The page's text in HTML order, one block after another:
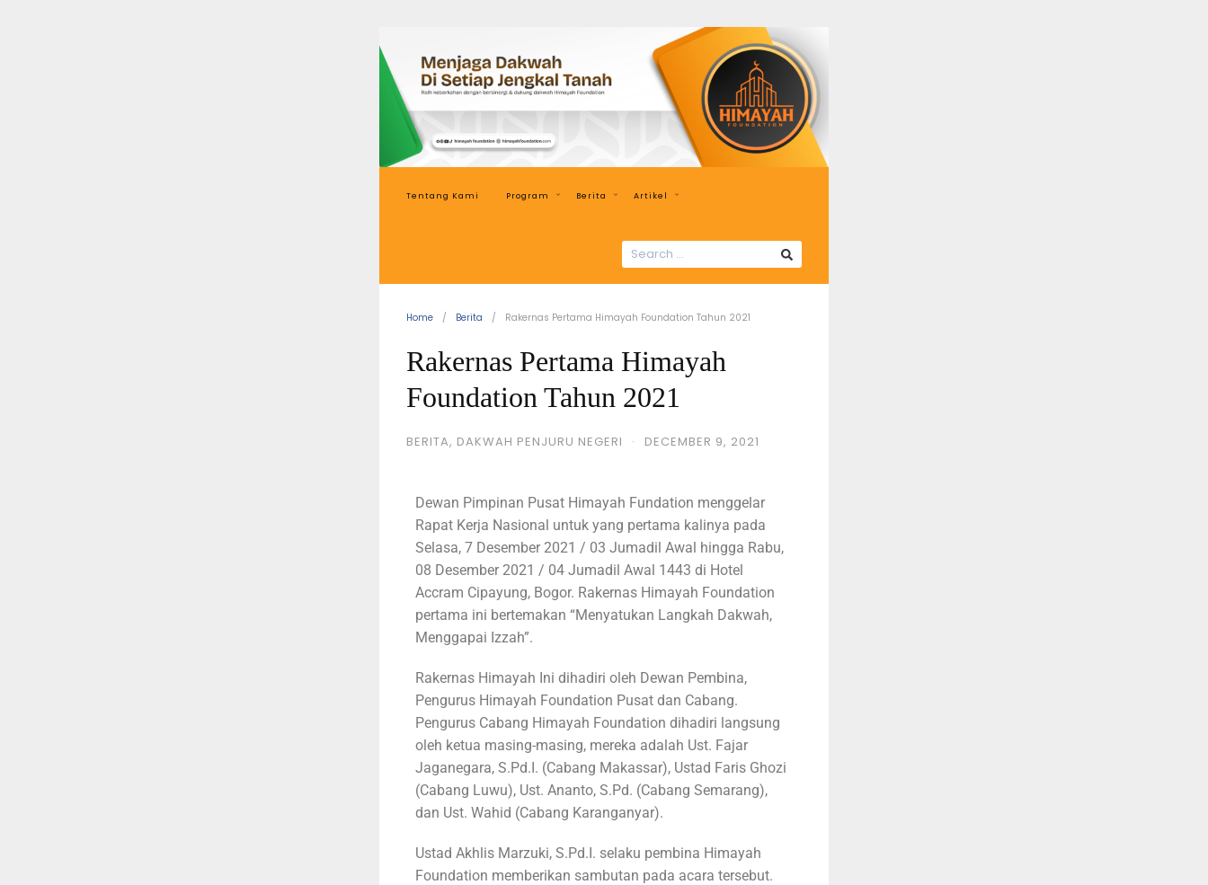
Tentang Kami Program Berita Artikel
Home Berita Rakernas Pertama Himayah Foundation Tahun 2021
Rakernas Pertama Himayah
Foundation Tahun 2021
BERITA, DAKWAH PENJURU NEGERI · DECEMBER 9, 2021
Dewan Pimpinan Pusat Himayah Fundation menggelar
Rapat Kerja Nasional untuk yang pertama kalinya pada
Selasa, 7 Desember 2021 / 03 Jumadil Awal hingga Rabu,
08 Desember 2021 / 04 Jumadil Awal 1443 di Hotel
Accram Cipayung, Bogor. Rakernas Himayah Foundation
pertama ini bertemakan “Menyatukan Langkah Dakwah,
Menggapai Izzah”.
Rakernas Himayah Ini dihadiri oleh Dewan Pembina,
Pengurus Himayah Foundation Pusat dan Cabang.
Pengurus Cabang Himayah Foundation dihadiri langsung
oleh ketua masing-masing, mereka adalah Ust. Fajar
Jaganegara, S.Pd.I. (Cabang Makassar), Ustad Faris Ghozi
(Cabang Luwu), Ust. Ananto, S.Pd. (Cabang Semarang),
dan Ust. Wahid (Cabang Karanganyar).
Ustad Akhlis Marzuki, S.Pd.I. selaku pembina Himayah
Foundation memberikan sambutan pada acara tersebut.